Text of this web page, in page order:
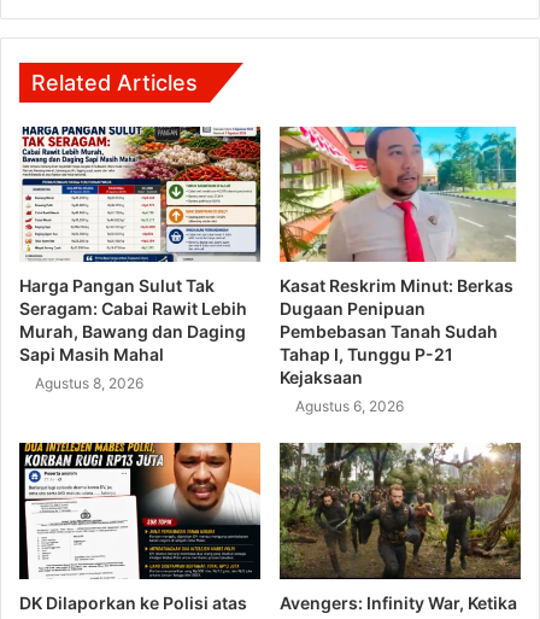
Related Articles
Harga Pangan Sulut Tak
Seragam: Cabai Rawit Lebih
Murah, Bawang dan Daging
Sapi Masih Mahal
Agustus 8, 2026
Kasat Reskrim Minut: Berkas
Dugaan Penipuan
Pembebasan Tanah Sudah
Tahap I, Tunggu P-21
Kejaksaan
Agustus 6, 2026
DK Dilaporkan ke Polisi atas
Avengers: Infinity War, Ketika